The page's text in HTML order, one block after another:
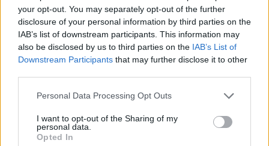
your opt-out. You may separately opt-out of the further
disclosure of your personal information by third parties on the
IAB’s list of downstream participants. This information may
also be disclosed by us to third parties on the IAB’s List of
Downstream Participants that may further disclose it to other
Personal Data Processing Opt Outs
I want to opt-out of the Sharing of my
personal data.
Opted In
jest jako postać pozbawiona negatywnych cech
charakteru.
Achilles i Hektor to postaci pod wieloma
na polu walki, są świetnymi strategami i
odważnymi mężczyznami. Obaj też,
przynajmniej w pewnym stopniu są w stanie